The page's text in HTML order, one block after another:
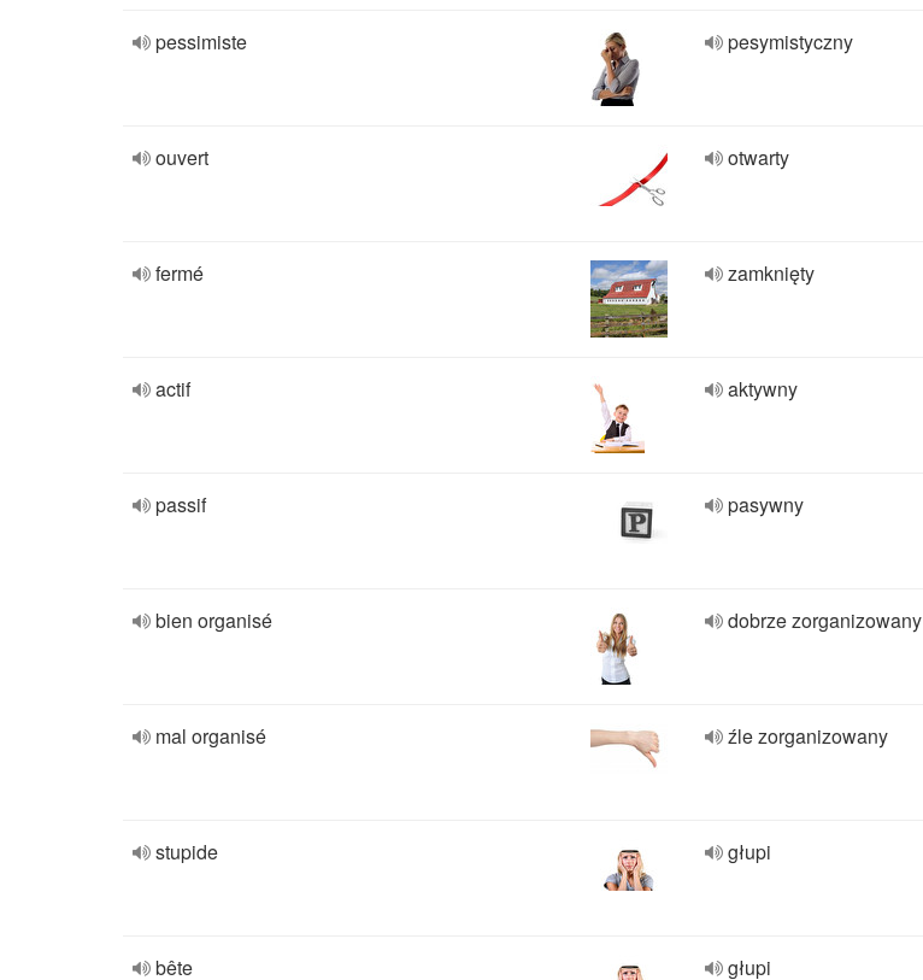
pessimiste pesymistyczny
ouvert otwarty
fermé zamknięty
actif aktywny
passif pasywny
bien organisé dobrze zorganizowany
mal organisé źle zorganizowany
stupide głupi
bête głupi